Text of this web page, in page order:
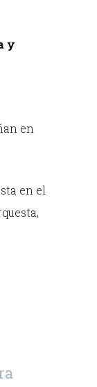
y
en
en el